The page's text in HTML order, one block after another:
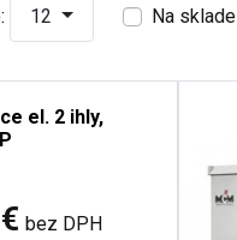
12 Na sklade
el. 2 ihly,
bez DPH